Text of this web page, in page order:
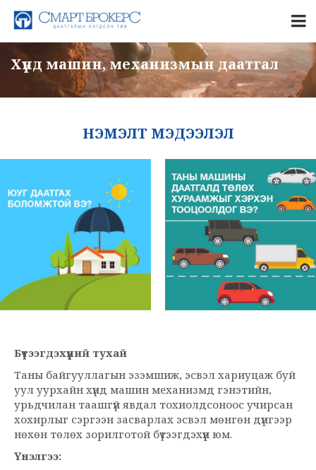
Хүнд машин, механизмын даатгал
НЭМЭЛТ МЭДЭЭЛЭЛ
Бүтээгдэхүүний тухай
Таны байгууллагын эзэмшиж, эсвэл хариуцаж буй
уул уурхайн хүнд машин механизмд гэнэтийн,
урьдчилан таашгүй явдал тохиолдсоноос учирсан
хохирлыг сэргээн засварлах эсвэл мөнгөн дүнгээр
нөхөн төлөх зорилготой бүтээгдэхүүн юм.
Үнэлгээ: